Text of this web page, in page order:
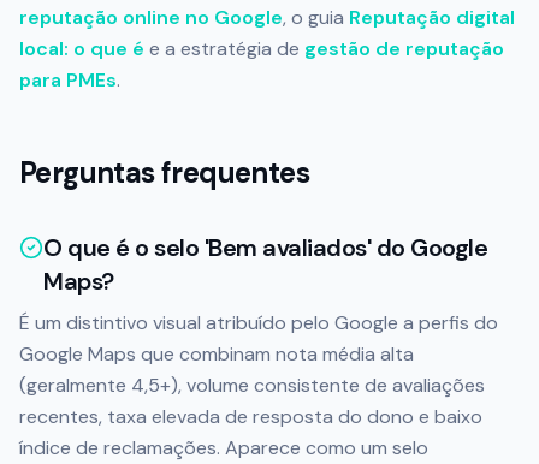
reputação online no Google, o guia Reputação digital
local: o que é e a estratégia de gestão de reputação
para PMEs.
Perguntas frequentes
O que é o selo 'Bem avaliados' do Google
Maps?
É um distintivo visual atribuído pelo Google a perfis do
Google Maps que combinam nota média alta
(geralmente 4,5+), volume consistente de avaliações
recentes, taxa elevada de resposta do dono e baixo
índice de reclamações. Aparece como um selo